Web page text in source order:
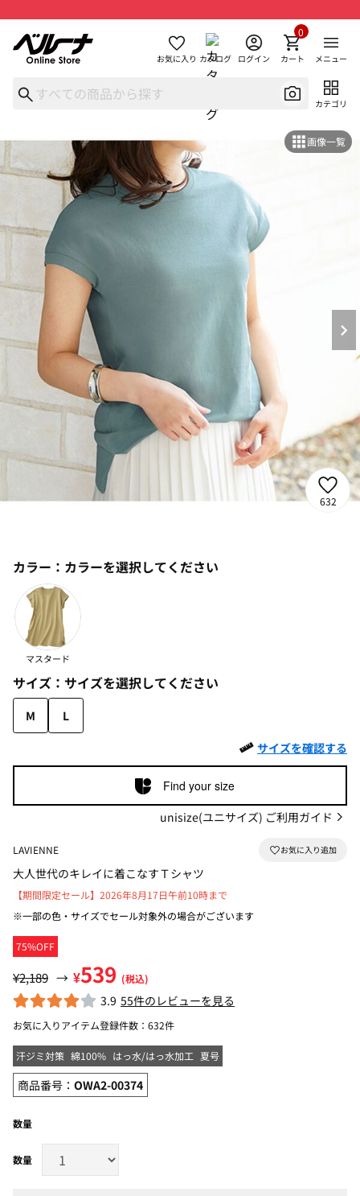
お気に入り カタログ ログイン カート
0
メニュー
カテゴリ
画像一覧
632
カラー： カラーを選択してください
マスタード
サイズ： サイズを選択してください
M
L
サイズを確認する
Find your size
unisize(ユニサイズ) ご利用ガイド
LAVIENNE
大人世代のキレイに着こなすＴシャツ
75%OFF
【期間限定セール】2026年8月17日午前10時まで
※一部の色・サイズでセール対象外の場合がございます
¥2,189 → ¥539 (税込)
3.9 55件のレビューを見る
お気に入りアイテム登録件数： 632件
汗ジミ対策 綿100% はっ水/はっ水加工 夏号
商品番号： OWA2-00374
数量